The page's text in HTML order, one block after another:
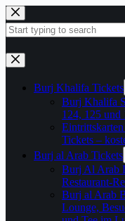
Zum
Inhalt
springen
Keine
Ergebnisse
Burj Khalifa Tickets
Burj Khalifa
124, 125 und
Tickets –
Burj al Arab Tickets
Burj Al Arab
Restaurant-
Burj al Arab
Lounge,